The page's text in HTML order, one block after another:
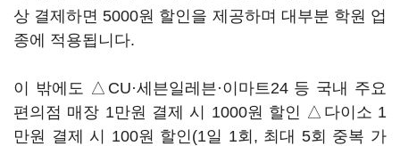
상 결제하면 5000원 할인을 제공하며 대부분 학원 업
종에 적용됩니다.
이 밖에도 △CU·세븐일레븐·이마트24 등 국내 주요
편의점 매장 1만원 결제 시 1000원 할인 △다이소 1
만원 결제 시 100원 할인(1일 1회, 최대 5회 중복 가